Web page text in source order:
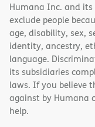
Humana Inc. and
exclude people
age, disability, sex,
identity, ancestry,
language.
its subsidiaries
laws. If you believe
against by Humana
help.